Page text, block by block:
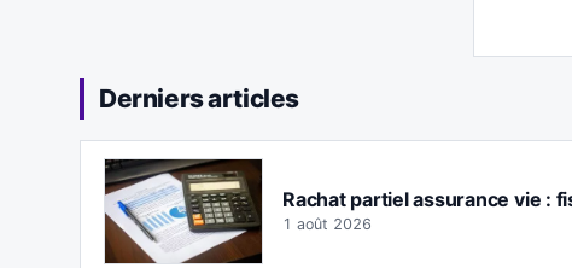
Derniers articles
Rachat partiel assurance vie :
1 août 2026